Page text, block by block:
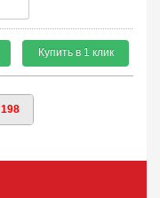
Купить в 1 клик
198